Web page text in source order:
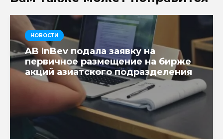
НОВОСТИ
AB InBev подала заявку на
первичное размещение на бирже
акций азиатского подразделения